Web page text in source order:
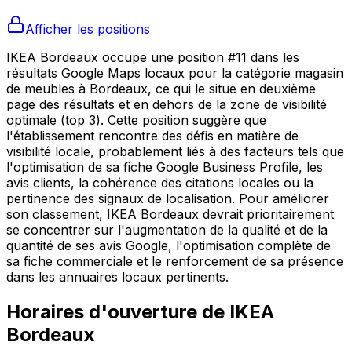
Afficher les positions
IKEA Bordeaux occupe une position #11 dans les
résultats Google Maps locaux pour la catégorie magasin
de meubles à Bordeaux, ce qui le situe en deuxième
page des résultats et en dehors de la zone de visibilité
optimale (top 3). Cette position suggère que
l'établissement rencontre des défis en matière de
visibilité locale, probablement liés à des facteurs tels que
l'optimisation de sa fiche Google Business Profile, les
avis clients, la cohérence des citations locales ou la
pertinence des signaux de localisation. Pour améliorer
son classement, IKEA Bordeaux devrait prioritairement
se concentrer sur l'augmentation de la qualité et de la
quantité de ses avis Google, l'optimisation complète de
sa fiche commerciale et le renforcement de sa présence
dans les annuaires locaux pertinents.
Horaires d'ouverture de IKEA
Bordeaux